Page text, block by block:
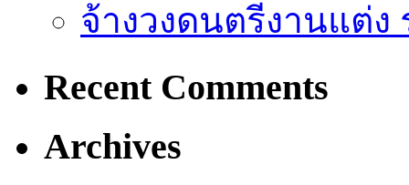
จ้างวงดนตรีงานแต่ง
Recent Comments
Archives